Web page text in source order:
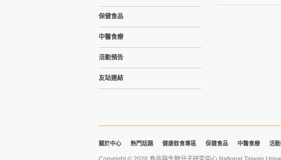
保健食品
中醫食療
活動預告
友站連結
關於中心 熱門話題 健康飲食專區 保健食品 中醫食療 活